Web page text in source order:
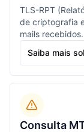
TLS-RPT
de criptografia
mails recebidos.
Saiba mais
Consulta